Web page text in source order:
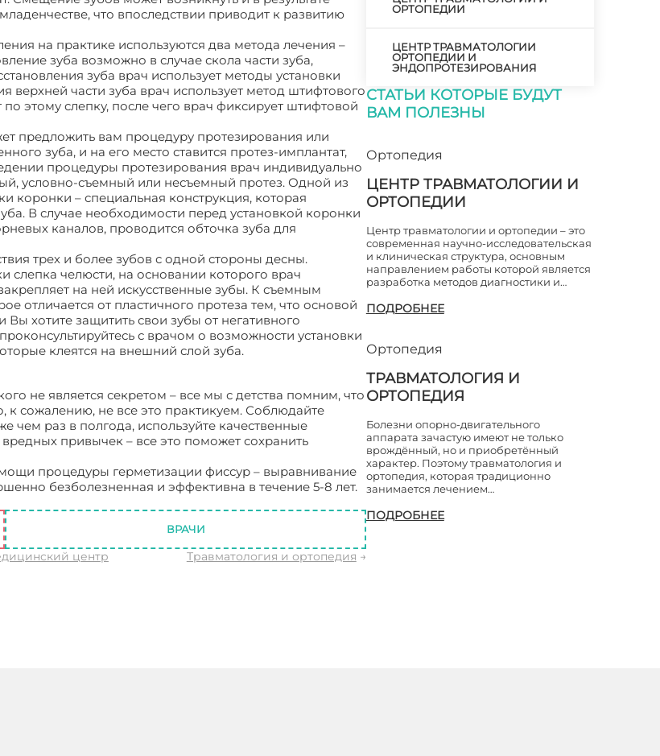
что впоследствии приводит к развитию
на практике используются два метода лечения –
зуба возможно в случае скола части зуба,
зуба врач использует методы установки
части зуба врач использует метод штифтового
этому слепку, после чего врач фиксирует штифтовой
предложить вам процедуру протезирования или
зуба, и на его место ставится протез-имплантат,
процедуры протезирования врач индивидуально
условно-съемный или несъемный протез. Одной из
коронки – специальная конструкция, которая
В случае необходимости перед установкой коронки
каналов, проводится обточка зуба для
трех и более зубов с одной стороны десны.
слепка челюсти, на основании которого врач
на ней искусственные зубы. К съемным
отличается от пластичного протеза тем, что основой
хотите защитить свои зубы от негативного
с врачом о возможности установки
клеятся на внешний слой зуба.
не является секретом – все мы с детства помним, что
к сожалению, не все это практикуем. Соблюдайте
чем раз в полгода, используйте качественные
привычек – все это поможет сохранить
процедуры герметизации фиссур – выравнивание
безболезненная и эффективна в течение 5-8 лет.
ВРАЧИ
центр Травматология и ортопедия →
ОРТОПЕДИИ
ЦЕНТР ТРАВМАТОЛОГИИ
ОРТОПЕДИИ И
ЭНДОПРОТЕЗИРОВАНИЯ
СТАТЬИ КОТОРЫЕ БУДУТ
ВАМ ПОЛЕЗНЫ
Ортопедия
ЦЕНТР ТРАВМАТОЛОГИИ И
ОРТОПЕДИИ
Центр травматологии и ортопедии – это
современная научно-исследовательская
и клиническая структура, основным
направлением работы которой является
разработка методов диагностики и…
ПОДРОБНЕЕ
Ортопедия
ТРАВМАТОЛОГИЯ И
ОРТОПЕДИЯ
Болезни опорно-двигательного
аппарата зачастую имеют не только
врождённый, но и приобретённый
характер. Поэтому травматология и
ортопедия, которая традиционно
занимается лечением…
ПОДРОБНЕЕ